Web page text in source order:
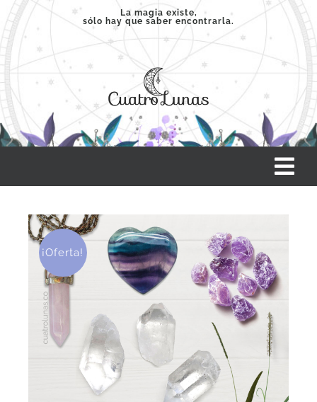
Saltar
contenido
La magia existe,
sólo hay que saber encontrarla.
SERVICIOS
CLASES
DESCARGAS
¡Oferta!